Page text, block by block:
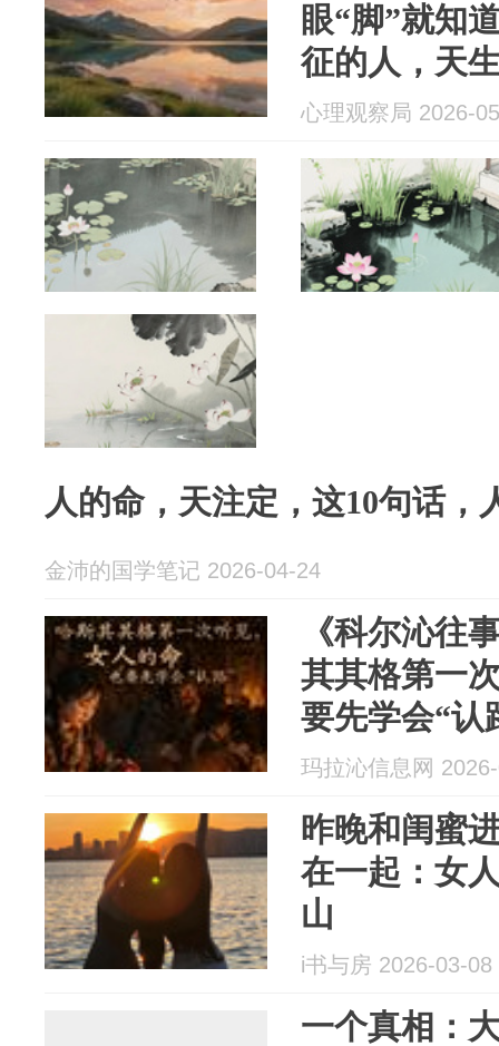
眼“脚”就知
征的人，天
老越有钱
心理观察局 2026-
人的命，天注定，这10句话，
金沛的国学笔记 2026-04-24
《科尔沁往
其其格第一
要先学会“认
玛拉沁信息网
昨晚和闺蜜
在一起：女
山
i书与房 2026-03-08
一个真相：